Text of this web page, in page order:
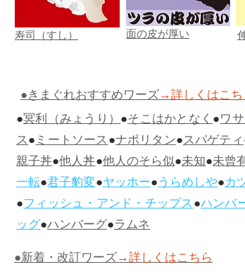
寿司（すし） 面の皮が厚い
●きまぐれおすすめワーズ→詳しくはこち
●冥利（みょうり）●そこはかとなく●ワ
ス●ミートソース●ナポリタン●スパゲティ
親子丼●他人丼●他人のそら似●未知●未曾
一転●君子豹変●ヤッホー●うらめしや●カ
●フィッシュ・アンド・チップス●ハンバ
ッグ●ハンバーグ●ラムネ
●新着・改訂ワーズ→詳しくはこちら